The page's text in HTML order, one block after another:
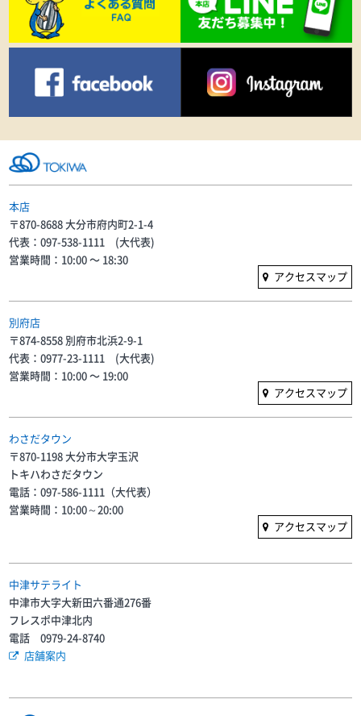
本店
〒870-8688 大分市府内町2-1-4
代表：097-538-1111 (大代表)
営業時間：10:00 〜 18:30
アクセスマップ
別府店
〒874-8558 別府市北浜2-9-1
代表：0977-23-1111 (大代表)
営業時間：10:00 〜 19:00
アクセスマップ
わさだタウン
〒870-1198 大分市大字玉沢
トキハわさだタウン
電話：097-586-1111（大代表）
営業時間：10:00～20:00
アクセスマップ
中津サテライト
中津市大字大新田六番通276番
フレスポ中津北内
電話 0979-24-8740
店舗案内